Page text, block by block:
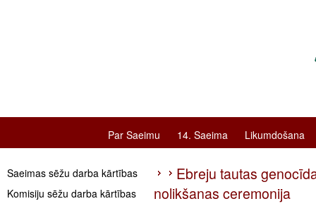
Par Saeimu 14. Saeima Likumdošana
Saeimas sēžu darba kārtības
Komisiju sēžu darba kārtības
Ebreju tautas
nolikšanas ceremonija